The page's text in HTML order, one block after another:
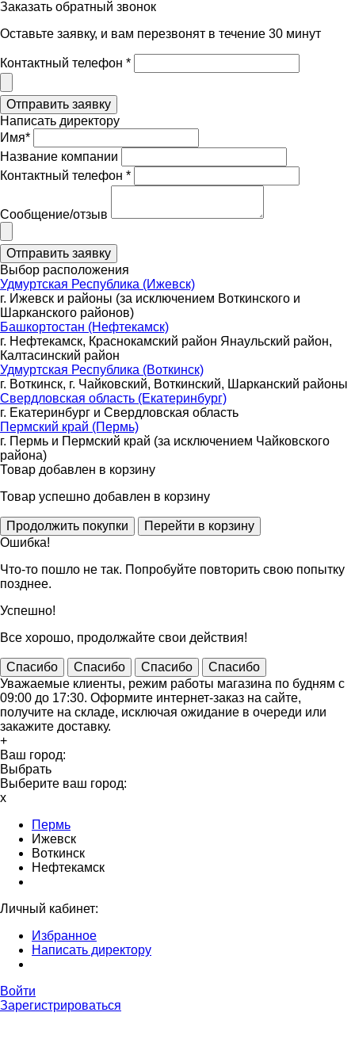
Заказать обратный звонок
Оставьте заявку, и вам перезвонят в течение 30 минут
Контактный телефон *
Написать директору
Имя*
Название компании
Контактный телефон *
Сообщение/отзыв
Выбор расположения
Удмуртская Республика (Ижевск)
г. Ижевск и районы (за исключением Воткинского и
Шарканского районов)
Башкортостан (Нефтекамск)
г. Нефтекамск, Краснокамский район Янаульский район,
Калтасинский район
Удмуртская Республика (Воткинск)
г. Воткинск, г. Чайковский, Воткинский, Шарканский районы
Свердловская область (Екатеринбург)
г. Екатеринбург и Свердловская область
Пермский край (Пермь)
г. Пермь и Пермский край (за исключением Чайковского
района)
Товар добавлен в корзину
Товар успешно добавлен в корзину
Ошибка!
Что-то пошло не так. Попробуйте повторить свою попытку
позднее.
Успешно!
Все хорошо, продолжайте свои действия!
Спасибо Спасибо Спасибо
Спасибо
Уважаемые клиенты, режим работы магазина по будням с
09:00 до 17:30. Оформите интернет-заказ на сайте,
получите на складе, исключая ожидание в очереди или
закажите доставку.
+
Ваш город:
Выбрать
Выберите ваш город:
x
Пермь
Ижевск
Воткинск
Нефтекамск
Личный кабинет:
Избранное
Написать директору
Войти
Зарегистрироваться